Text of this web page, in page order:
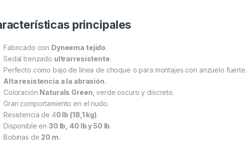
principales
Fabricado con Dyneema tejido.
Sedal trenzado ultrarresistente.
Perfecto como bajo de línea de choque o para montajes con anzuelo fuerte.
Alta resistencia a la abrasión.
Coloración Naturals Green , verde oscuro y discreto.
Gran comportamiento en el nudo.
Resistencia de 40 lb (18,1 kg).
Disponible en30 lb, 40 lb y 50 lb.
Bobinas de 20 m.